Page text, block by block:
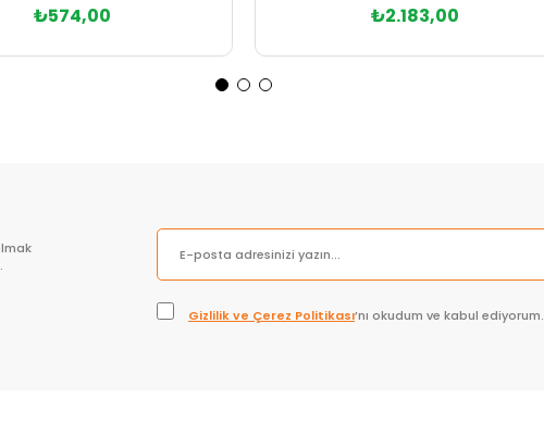
₺574,00 ₺2.183,00
Gizlilik ve Çerez Politikası’nı okudum ve kabul ediyorum.